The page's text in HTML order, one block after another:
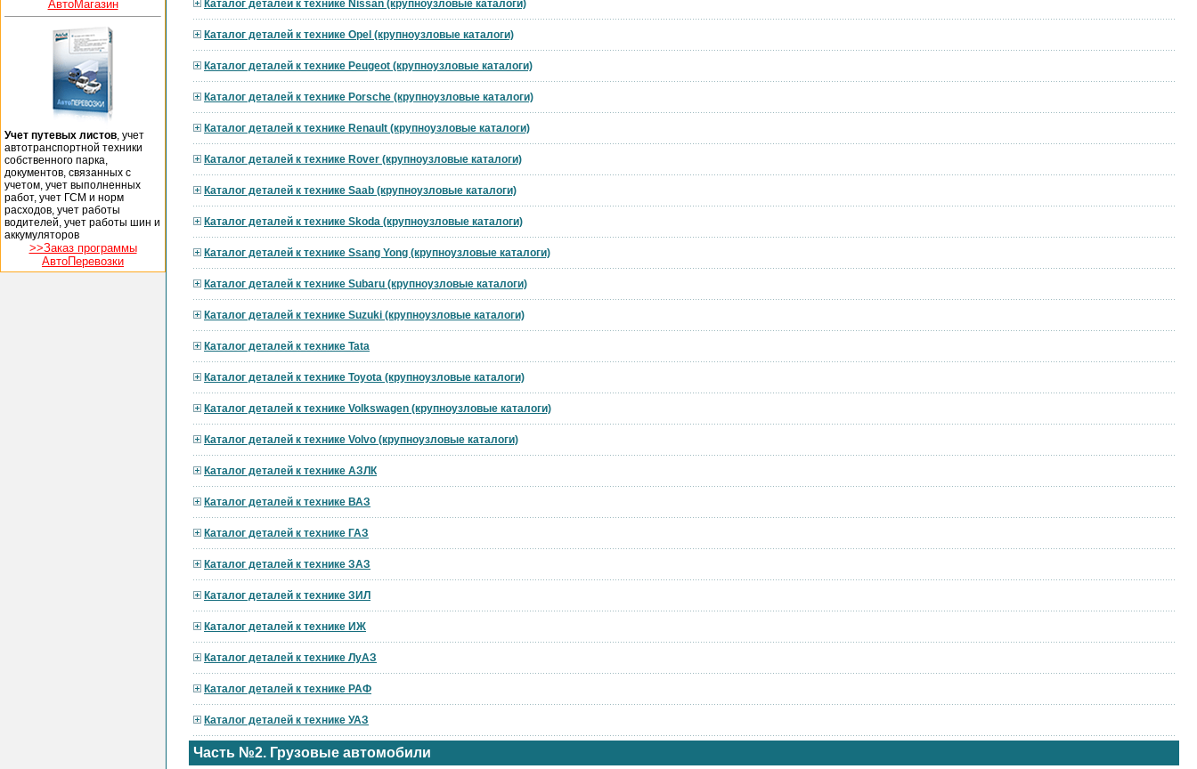
АвтоМагазин
Учет путевых листов , учет
автотранспортной техники
собственного парка,
документов, связанных с
учетом, учет выполненных
работ, учет ГСМ и норм
расходов, учет работы
водителей, учет работы шин и
аккумуляторов
>>Заказ программы
АвтоПеревозки
Каталог деталей к технике Nissan (крупноузловые каталоги)
Каталог деталей к технике Opel (крупноузловые каталоги)
Каталог деталей к технике Peugeot (крупноузловые каталоги)
Каталог деталей к технике Porsche (крупноузловые каталоги)
Каталог деталей к технике Renault (крупноузловые каталоги)
Каталог деталей к технике Rover (крупноузловые каталоги)
Каталог деталей к технике Saab (крупноузловые каталоги)
Каталог деталей к технике Skoda (крупноузловые каталоги)
Каталог деталей к технике Ssang Yong (крупноузловые каталоги)
Каталог деталей к технике Subaru (крупноузловые каталоги)
Каталог деталей к технике Suzuki (крупноузловые каталоги)
Каталог деталей к технике Tata
Каталог деталей к технике Toyota (крупноузловые каталоги)
Каталог деталей к технике Volkswagen (крупноузловые каталоги)
Каталог деталей к технике Volvo (крупноузловые каталоги)
Каталог деталей к технике АЗЛК
Каталог деталей к технике ВАЗ
Каталог деталей к технике ГАЗ
Каталог деталей к технике ЗАЗ
Каталог деталей к технике ЗИЛ
Каталог деталей к технике ИЖ
Каталог деталей к технике ЛуАЗ
Каталог деталей к технике РАФ
Каталог деталей к технике УАЗ
Часть №2. Грузовые автомобили